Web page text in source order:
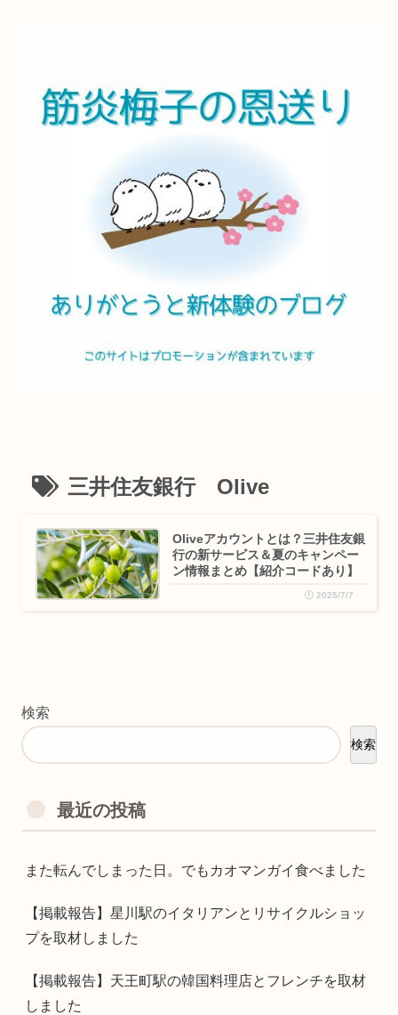
三井住友銀行 Olive
Oliveアカウントとは？三井住友銀
行の新サービス＆夏のキャンペー
ン情報まとめ【紹介コードあり】
2025/7/7
検索
検索
最近の投稿
また転んでしまった日。でもカオマンガイ食べました
【掲載報告】星川駅のイタリアンとリサイクルショッ
プを取材しました
【掲載報告】天王町駅の韓国料理店とフレンチを取材
しました